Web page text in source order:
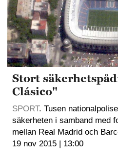
Stort
Clásico"
SPORT. Tusen
säkerheten i samband med
mellan Real Madrid och
19 nov 2015 | 13:00